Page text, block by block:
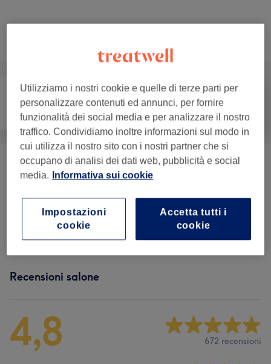
Viso Massaggio Corpo
Trattamenti Corpo
Abbronzatura (7) da € 8
SPA E Benessere (
Recensioni salone
4,8 672 recensioni
Utilizziamo i nostri cookie e quelle di terze parti per
personalizzare contenuti ed annunci, per fornire
funzionalità dei social media e per analizzare il nostro
traffico. Condividiamo inoltre informazioni sul modo in
cui utilizza il nostro sito con i nostri partner che si
occupano di analisi dei dati web, pubblicità e social
media. Informativa sui cookie
Accetta tutti i
cookie
Impostazioni
cookie